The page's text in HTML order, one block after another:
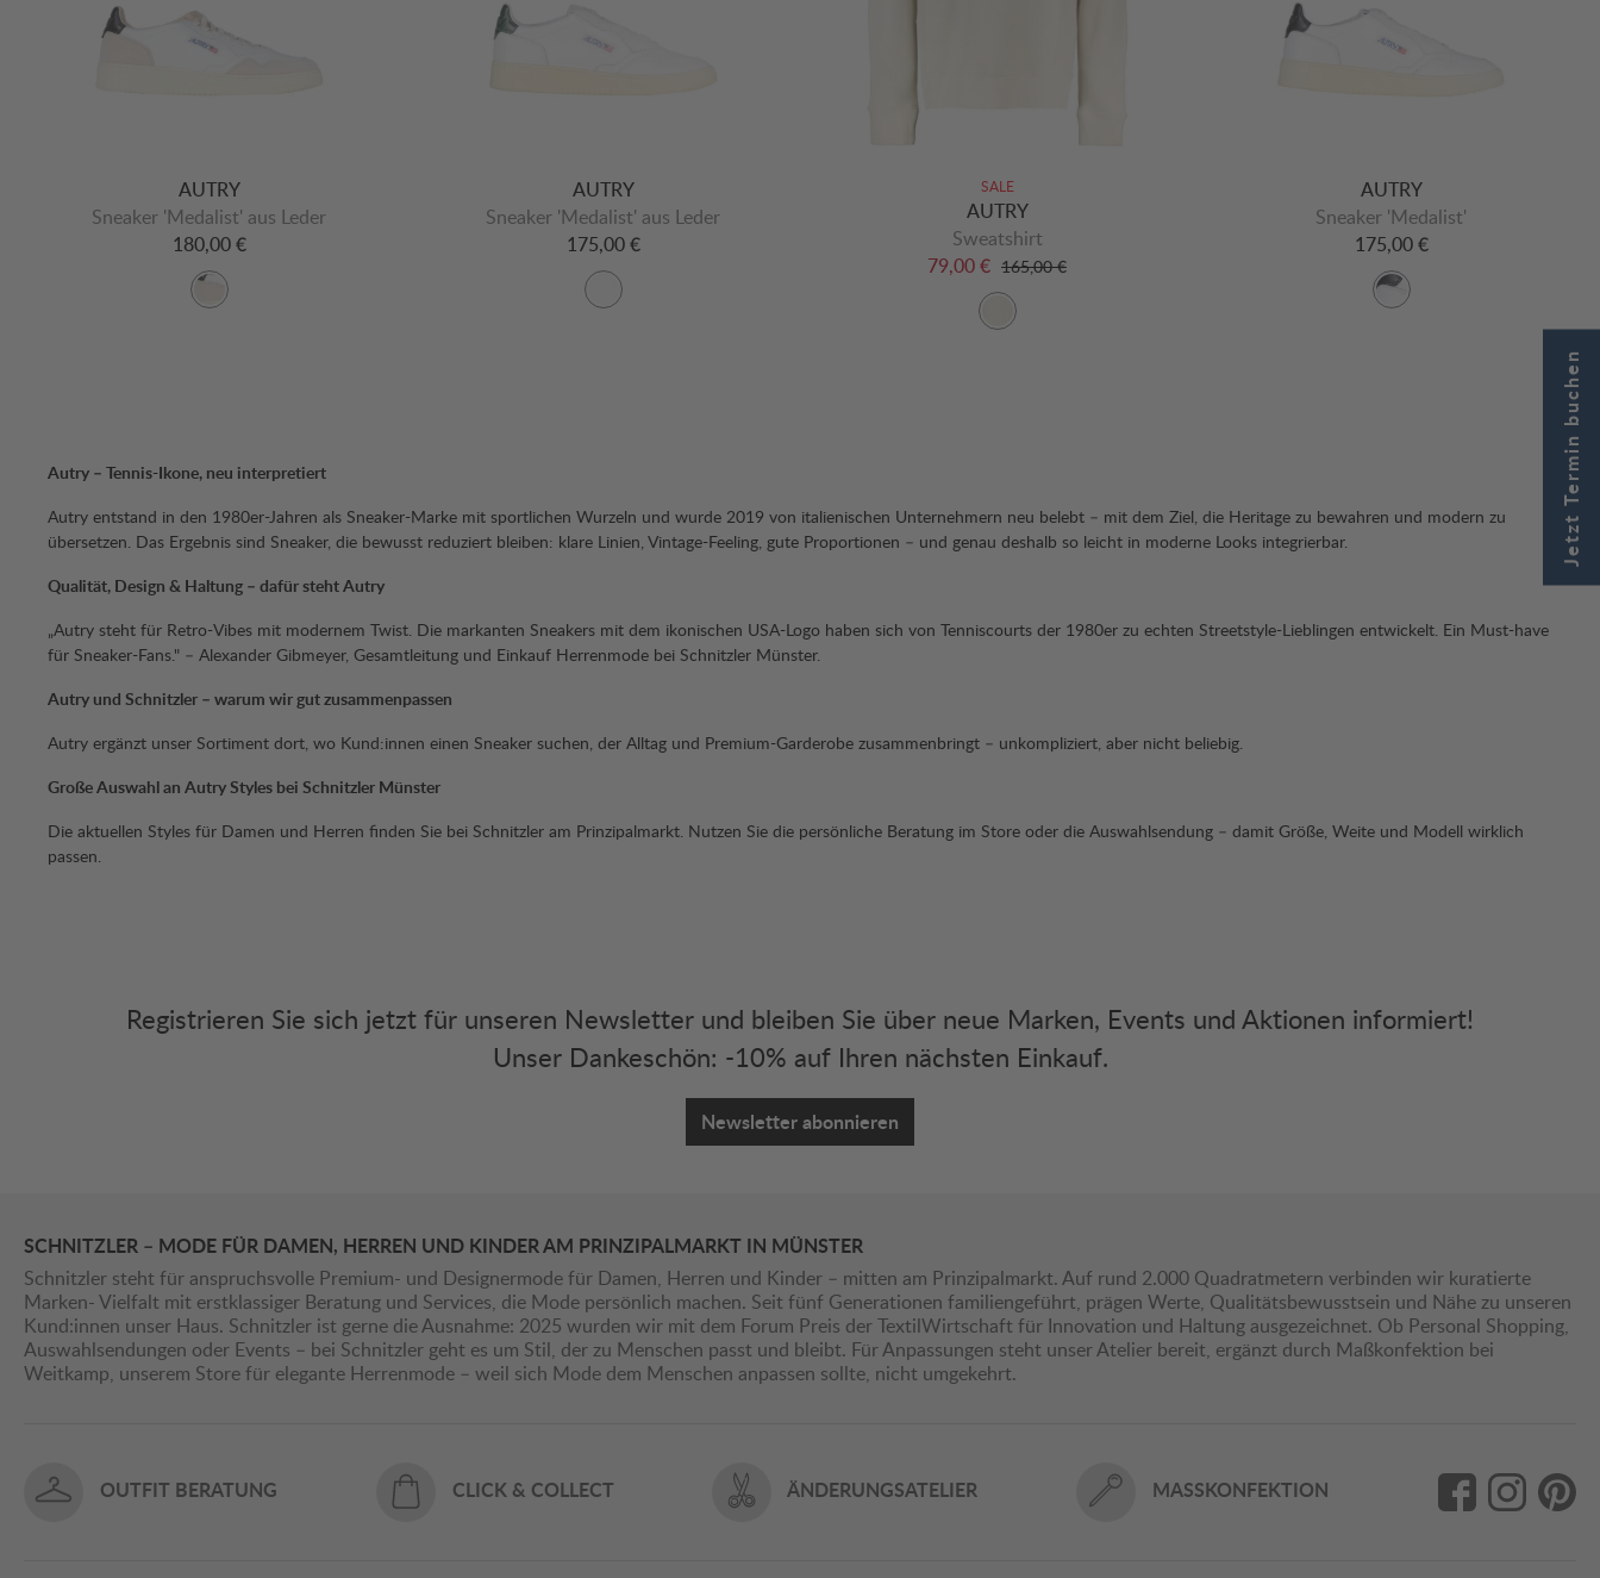
AUTRY
Sneaker 'Medalist' aus Leder
180,00 €
AUTRY
Sneaker 'Medalist' aus Leder
175,00 €
SALE
AUTRY
Sweatshirt
79,00 € 165,00 €
AUTRY
Sneaker 'Medalist'
175,00 €
Autry – Tennis-Ikone, neu interpretiert
Autry entstand in den 1980er-Jahren als Sneaker-Marke mit sportlichen Wurzeln und wurde 2019 von italienischen Unternehmern neu belebt – mit dem Ziel, die Heritage zu bewahren und modern zu
übersetzen. Das Ergebnis sind Sneaker, die bewusst reduziert bleiben: klare Linien, Vintage-Feeling, gute Proportionen – und genau deshalb so leicht in moderne Looks integrierbar.
Qualität, Design & Haltung – dafür steht Autry
„Autry steht für Retro-Vibes mit modernem Twist. Die markanten Sneakers mit dem ikonischen USA-Logo haben sich von Tenniscourts der 1980er zu echten Streetstyle-Lieblingen entwickelt. Ein Must-have
für Sneaker-Fans." – Alexander Gibmeyer, Gesamtleitung und Einkauf Herrenmode bei Schnitzler Münster.
Autry und Schnitzler – warum wir gut zusammenpassen
Autry ergänzt unser Sortiment dort, wo Kund:innen einen Sneaker suchen, der Alltag und Premium-Garderobe zusammenbringt – unkompliziert, aber nicht beliebig.
Große Auswahl an Autry Styles bei Schnitzler Münster
Die aktuellen Styles für Damen und Herren finden Sie bei Schnitzler am Prinzipalmarkt. Nutzen Sie die persönliche Beratung im Store oder die Auswahlsendung – damit Größe, Weite und Modell wirklich
passen.
Registrieren Sie sich jetzt für unseren Newsletter und bleiben Sie über neue Marken, Events und Aktionen informiert!
Unser Dankeschön: -10% auf Ihren nächsten Einkauf.
Newsletter abonnieren
SCHNITZLER – MODE FÜR DAMEN, HERREN UND KINDER AM PRINZIPALMARKT IN MÜNSTER
Schnitzler steht für anspruchsvolle Premium- und Designermode für Damen, Herren und Kinder – mitten am Prinzipalmarkt. Auf rund 2.000 Quadratmetern verbinden wir kuratierte
Marken- Vielfalt mit erstklassiger Beratung und Services, die Mode persönlich machen. Seit fünf Generationen familiengeführt, prägen Werte, Qualitätsbewusstsein und Nähe zu unseren
Kund:innen unser Haus. Schnitzler ist gerne die Ausnahme: 2025 wurden wir mit dem Forum Preis der TextilWirtschaft für Innovation und Haltung ausgezeichnet. Ob Personal Shopping,
Auswahlsendungen oder Events – bei Schnitzler geht es um Stil, der zu Menschen passt und bleibt. Für Anpassungen steht unser Atelier bereit, ergänzt durch Maßkonfektion bei
Weitkamp, unserem Store für elegante Herrenmode – weil sich Mode dem Menschen anpassen sollte, nicht umgekehrt.
OUTFIT BERATUNG CLICK & COLLECT ÄNDERUNGSATELIER MASSKONFEKTION
Jetzt Termin buchen